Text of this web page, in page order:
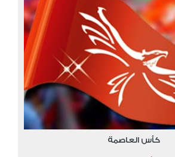
كأس العاصمة